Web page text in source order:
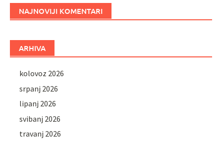
NAJNOVIJI KOMENTARI
ARHIVA
kolovoz 2026
srpanj 2026
lipanj 2026
svibanj 2026
travanj 2026